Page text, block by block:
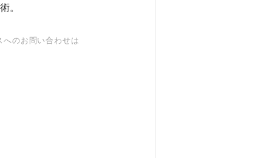
。
のお問い合わせは